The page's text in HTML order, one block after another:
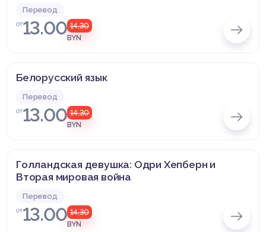
Перевод
от13.00 14,30
BYN
Белорусский язык
Перевод
от13.00 14,30
BYN
Голландская девушка: Одри Хепберн и
Вторая мировая война
Перевод
от13.00 14,30
BYN